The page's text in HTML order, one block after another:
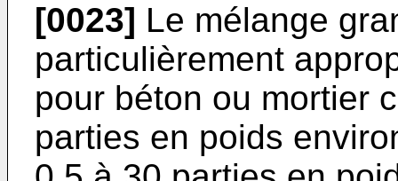
[0023] Le mélange
particulièrement
pour béton ou mortier
parties en poids